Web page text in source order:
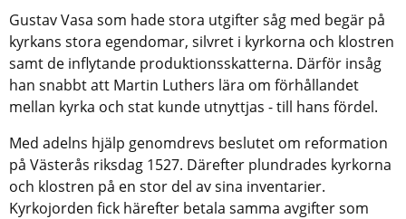
Gustav Vasa som hade stora utgifter såg med begär på
kyrkans stora egendomar, silvret i kyrkorna och klostren
samt de inflytande produktionsskatterna. Därför insåg
han snabbt att Martin Luthers lära om förhållandet
mellan kyrka och stat kunde utnyttjas - till hans fördel.
Med adelns hjälp genomdrevs beslutet om reformation
på Västerås riksdag 1527. Därefter plundrades kyrkorna
och klostren på en stor del av sina inventarier.
Kyrkojorden fick härefter betala samma avgifter som